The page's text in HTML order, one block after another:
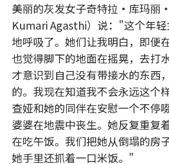
美丽的灰发女子奇特拉·库玛丽
Kumari Agasthi）说："这个年
地呼吸了。她们让我明白，即便
也觉得脚下的地面在摇晃，去打
才意识到自己没有带接水的东西
的。我现在知道我不会永远这个
查娅和她的同伴在安慰一个不停
婆婆在地震中丧生。她反复重复
在吃午饭。我们把她从倒塌的房
她手里还抓着一口米饭。"